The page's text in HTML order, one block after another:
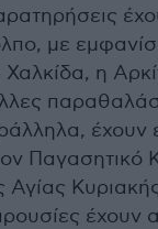
με
Χαλκίδα, η
έχουν
Παγασητικό
Αγίας
έχουν